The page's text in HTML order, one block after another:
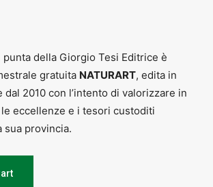
della Giorgio Tesi Editrice è
gratuita NATURART, edita in
dal 2010 con l’intento di valorizzare in
le eccellenze e i tesori custoditi
sua provincia.